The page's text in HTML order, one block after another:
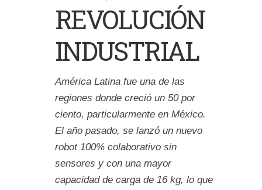
REVOLUCIÓN
INDUSTRIAL
América Latina fue una de las
regiones donde creció un 50 por
ciento, particularmente en México.
El año pasado, se lanzó un nuevo
robot 100% colaborativo sin
sensores y con una mayor
capacidad de carga de 16 kg, lo que